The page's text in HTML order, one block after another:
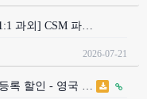
과외] CSM 파…
2026-07-21
록 할인 - 영국 …